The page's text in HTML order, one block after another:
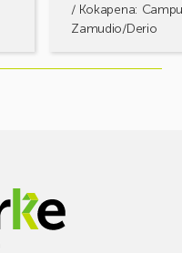
/ Kokapena:
Zamudio/Derio